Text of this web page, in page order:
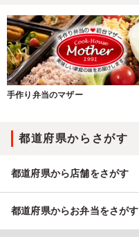
手作り弁当のマザー
都道府県からさがす
都道府県から店舗をさがす
都道府県からお弁当をさがす